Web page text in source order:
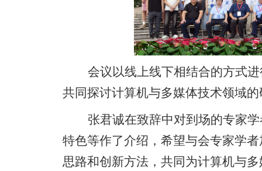
会议以线上线下相结合的方式
共同探讨计算机与多媒体技术领域
张君诚在致辞中对到场的专家
特色等作了介绍，希望与会专家学
思路和创新方法 ，共同为计算机与